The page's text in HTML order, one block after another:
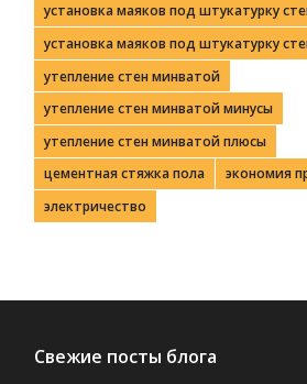
установка маяков под штукатурку
установка маяков под штукатурку
утепление стен минватой
утепление стен минватой минусы
утепление стен минватой плюсы
цементная стяжка пола
экономия
электричество
Свежие посты блога